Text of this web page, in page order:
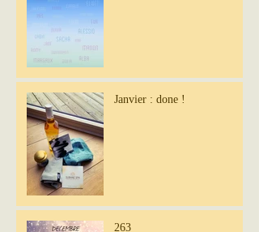
Janvier : done !
263